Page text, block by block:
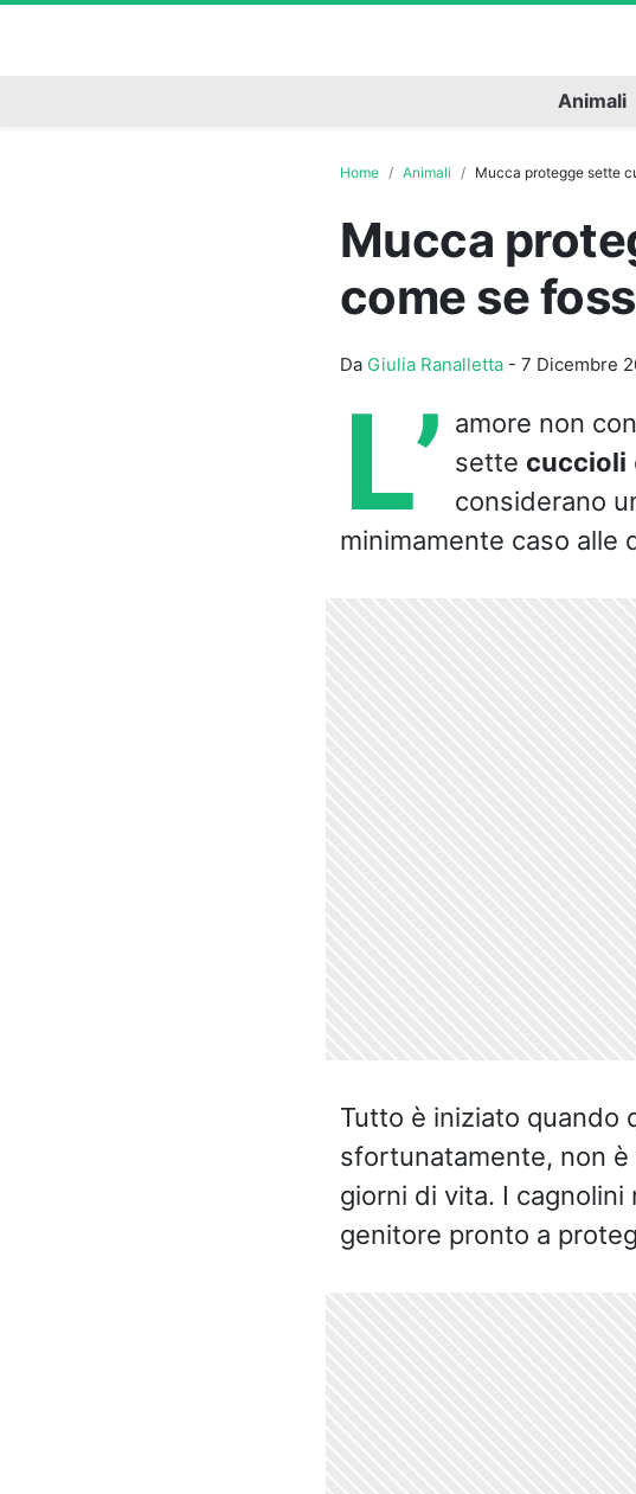
Animali
Home Animali Mucca protegge sette
Mucca
come se
Da Giulia Ranalletta- 7 Dicembre
L’ amore non
sette cuccioli
considerano
minimamente caso alle
Tutto è iniziato quando
sfortunatamente, non è
giorni di vita. I
genitore pronto a